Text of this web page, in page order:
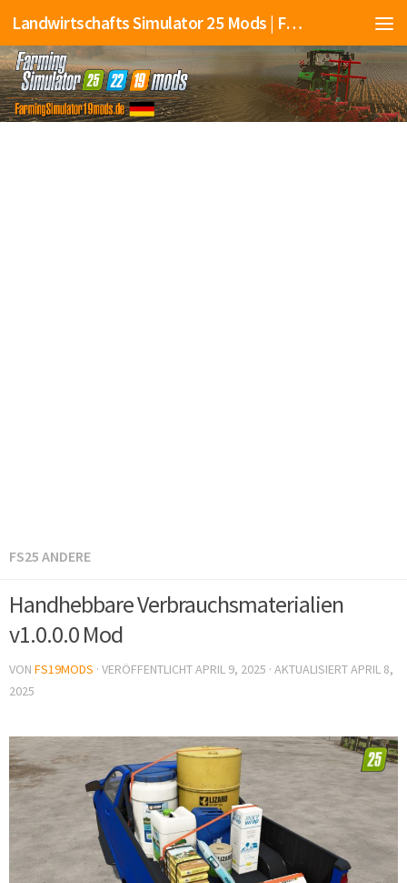
Landwirtschafts Simulator 25 Mods | Farming Simulator 25 Mods | FS25 Mods
FS25 ANDERE
Handhebbare Verbrauchsmaterialien
v1.0.0.0 Mod
VON FS19MODS · VERÖFFENTLICHTAPRIL 9, 2025 · AKTUALISIERTAPRIL 8,
2025